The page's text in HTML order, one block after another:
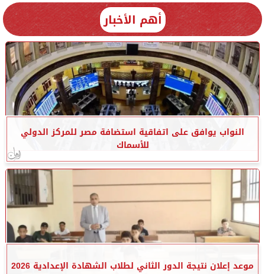
أهم الأخبار
النواب يوافق على اتفاقية استضافة مصر للمركز الدولي
للأسماك
موعد إعلان نتيجة الدور الثاني لطلاب الشهادة الإعدادية 2026